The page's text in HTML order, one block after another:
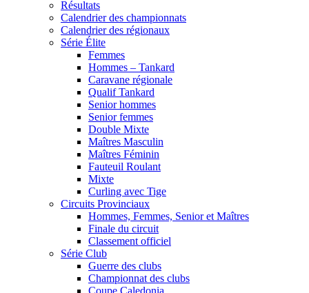
Résultats
Calendrier des championnats
Calendrier des régionaux
Série Élite
Femmes
Hommes – Tankard
Caravane régionale
Qualif Tankard
Senior hommes
Senior femmes
Double Mixte
Maîtres Masculin
Maîtres Féminin
Fauteuil Roulant
Mixte
Curling avec Tige
Circuits Provinciaux
Hommes, Femmes, Senior et Maîtres
Finale du circuit
Classement officiel
Série Club
Guerre des clubs
Championnat des clubs
Coupe Caledonia